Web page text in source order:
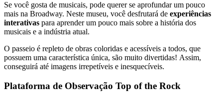
Se você gosta de musicais, pode querer se aprofundar um pouco
mais na Broadway. Neste museu, você desfrutará de experiências
interativas para aprender um pouco mais sobre a história dos
musicais e a indústria atual.
O passeio é repleto de obras coloridas e acessíveis a todos, que
possuem uma característica única, são muito divertidas! Assim,
conseguirá até imagens irrepetíveis e inesquecíveis.
Plataforma de Observação Top of the Rock